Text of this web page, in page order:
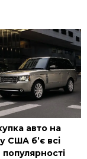
авто на
США б’є всі